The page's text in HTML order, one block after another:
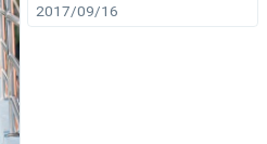
2017/09/16